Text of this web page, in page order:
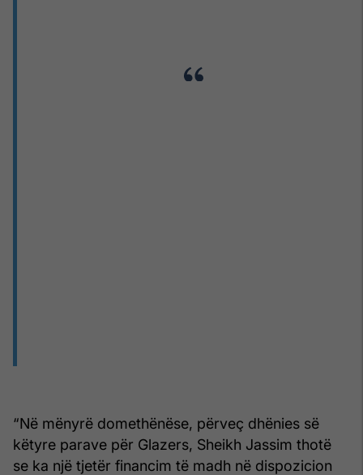
“Në mënyrë domethënëse, përveç dhënies së
këtyre parave për Glazers, Sheikh Jassim thotë
se ka një tjetër financim të madh në dispozicion